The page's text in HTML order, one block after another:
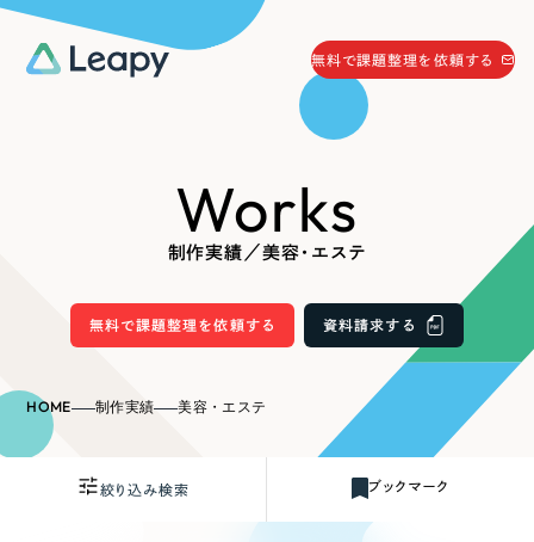
お役立ち情報
無料で課題整理を依頼する
058-215-0066
24時間受付
資料請求する
リーピーが選ばれる理由
Company
制作実績／美容・エステ
Works
無料で課題整理を依頼する 資料請求する
HOME 制作実績 美容・エステ
絞り込み検索 ブックマーク